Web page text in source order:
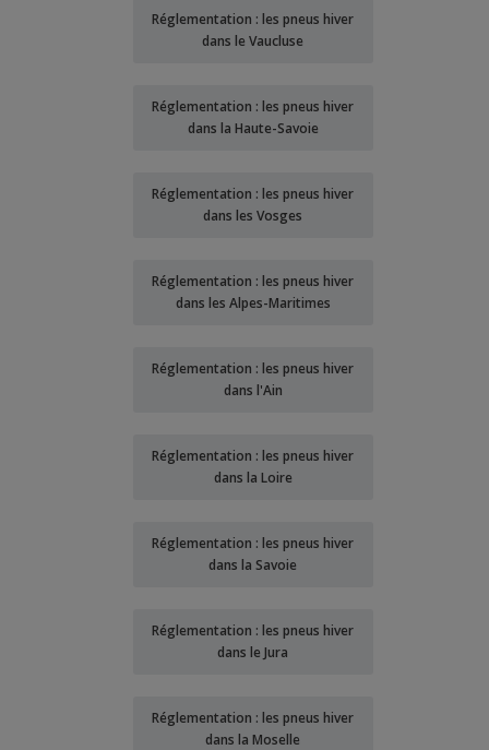
Réglementation : les pneus hiver
dans le Vaucluse
Réglementation : les pneus hiver
dans la Haute-Savoie
Réglementation : les pneus hiver
dans les Vosges
Réglementation : les pneus hiver
dans les Alpes-Maritimes
Réglementation : les pneus hiver
dans l'Ain
Réglementation : les pneus hiver
dans la Loire
Réglementation : les pneus hiver
dans la Savoie
Réglementation : les pneus hiver
dans le Jura
Réglementation : les pneus hiver
dans la Moselle